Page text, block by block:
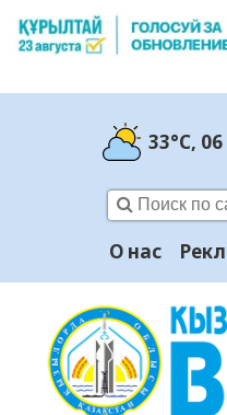
33°C, 06
О нас